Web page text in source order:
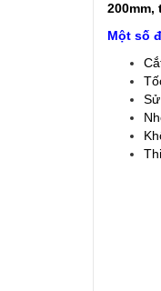
200mm,
Một số